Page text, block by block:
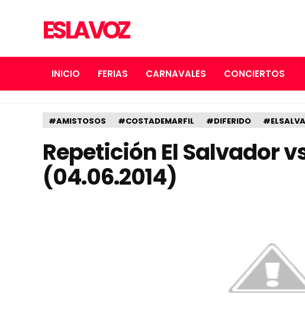
ES LA VOZ
INICIO FERIAS CARNAVALES CONCIERTOS
#AMISTOSOS #COSTADEMARFIL #DIFERIDO
Repetición El Salvador
(04.06.2014)